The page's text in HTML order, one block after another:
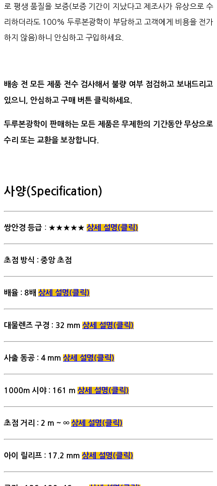
로 평생 품질을 보증(보증 기간이 지났다고 제조사가 유상으로 수
리하더라도 100% 두루본광학이 부담하고 고객에게 비용을 전가
하지 않음)하니 안심하고 구입하세요.
배송 전 모든 제품 전수 검사해서 불량 여부 점검하고 보내드리고
있으니, 안심하고 구매 버튼 클릭하세요.
두루본광학이 판매하는 모든 제품은 무제한의 기간동안 무상으로
수리 또는 교환을 보장합니다.
사양(Specification)
쌍안경 등급 : ★★★★★ 상세 설명(클릭)
초점 방식 : 중앙 초점
배율 : 8배 상세 설명(클릭)
대물렌즈 구경 : 32 mm 상세 설명(클릭)
사출 동공 : 4 mm 상세 설명(클릭)
1000m 시야 : 161 m 상세 설명(클릭)
초점 거리 : 2 m ~ ∞ 상세 설명(클릭)
아이 릴리프 : 17.2 mm 상세 설명(클릭)